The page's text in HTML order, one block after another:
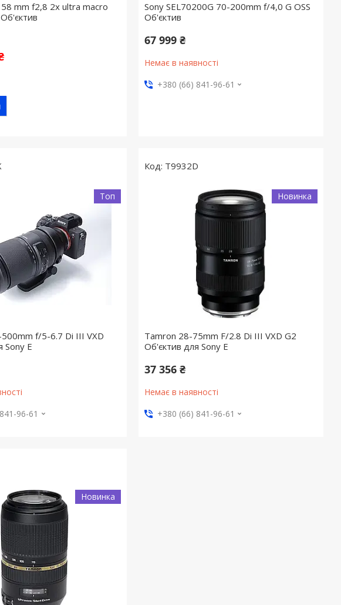
mm f2,8 2x ultra macro
Sony SEL70200G 70-200mm f/4,0 G OSS
Об'єктив
67 999 ₴
Немає в наявності
+380 (66) 841-96-61
Топ
f/5-6.7 Di III VXD
Sony E
96-61
T9932D
Новинка
Tamron 28-75mm F/2.8 Di III VXD G2
Об'єктив для Sony E
37 356 ₴
Немає в наявності
+380 (66) 841-96-61
Новинка